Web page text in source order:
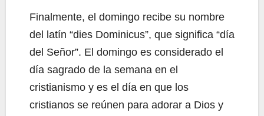
Finalmente, el domingo recibe su nombre
del latín “dies Dominicus”, que significa “día
del Señor”. El domingo es considerado el
día sagrado de la semana en el
cristianismo y es el día en que los
cristianos se reúnen para adorar a Dios y